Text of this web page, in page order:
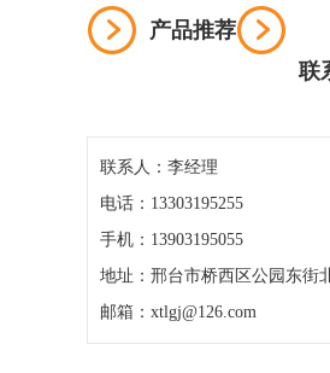
产品推荐
联
联系人：李经理
电话：13303195255
手机：13903195055
地址：邢台市桥西区公园东街
邮箱：xtlgj@126.com